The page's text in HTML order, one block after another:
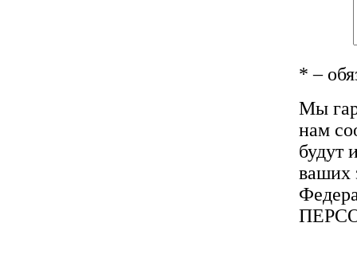
* –
Мы
нам
будут
ваших